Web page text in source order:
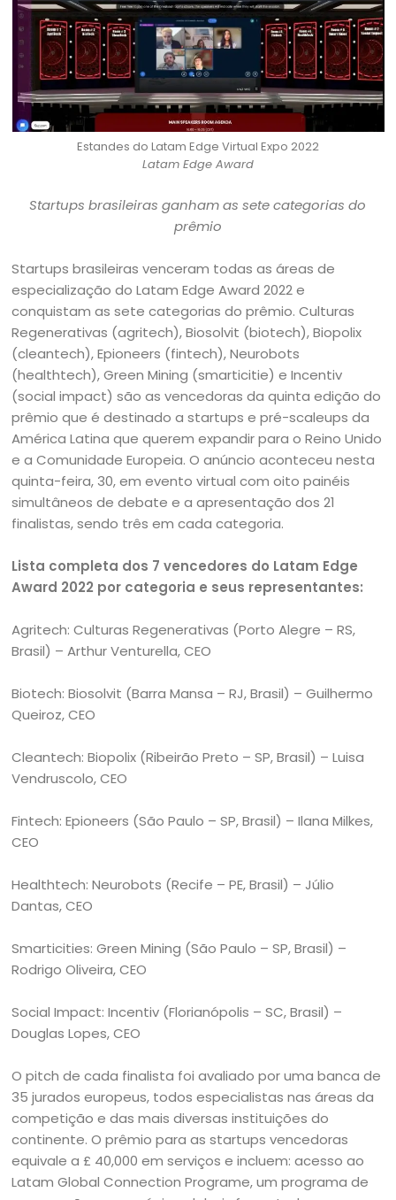
Estandes do Latam Edge Virtual Expo 2022
Latam Edge Award
Startups brasileiras ganham as sete categorias do
prêmio
Startups brasileiras venceram todas as áreas de
especialização do Latam Edge Award 2022 e
conquistam as sete categorias do prêmio. Culturas
Regenerativas (agritech), Biosolvit (biotech), Biopolix
(cleantech), Epioneers (fintech), Neurobots
(healthtech), Green Mining (smarticitie) e Incentiv
(social impact) são as vencedoras da quinta edição do
prêmio que é destinado a startups e pré-scaleups da
América Latina que querem expandir para o Reino Unido
e a Comunidade Europeia. O anúncio aconteceu nesta
quinta-feira, 30, em evento virtual com oito painéis
simultâneos de debate e a apresentação dos 21
finalistas, sendo três em cada categoria.
Lista completa dos 7 vencedores do Latam Edge
Award 2022 por categoria e seus representantes:
Agritech: Culturas Regenerativas (Porto Alegre – RS,
Brasil) – Arthur Venturella, CEO
Biotech: Biosolvit (Barra Mansa – RJ, Brasil) – Guilhermo
Queiroz, CEO
Cleantech: Biopolix (Ribeirão Preto – SP, Brasil) – Luisa
Vendruscolo, CEO
Fintech: Epioneers (São Paulo – SP, Brasil) – Ilana Milkes,
CEO
Healthtech: Neurobots (Recife – PE, Brasil) – Júlio
Dantas, CEO
Smarticities: Green Mining (São Paulo – SP, Brasil) –
Rodrigo Oliveira, CEO
Social Impact: Incentiv (Florianópolis – SC, Brasil) –
Douglas Lopes, CEO
O pitch de cada finalista foi avaliado por uma banca de
35 jurados europeus, todos especialistas nas áreas da
competição e das mais diversas instituições do
continente. O prêmio para as startups vencedoras
equivale a £ 40,000 em serviços e incluem: acesso ao
Latam Global Connection Programe, um programa de